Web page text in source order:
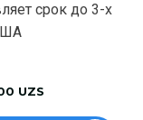
срок до 3-х
UZS